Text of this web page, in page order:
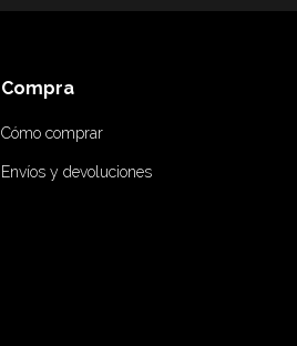
Compra
Cómo comprar
Envíos y devoluciones